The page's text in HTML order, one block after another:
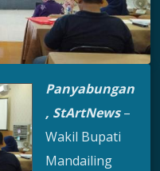
Panyabungan
, StArtNews–
Wakil Bupati
Mandailing